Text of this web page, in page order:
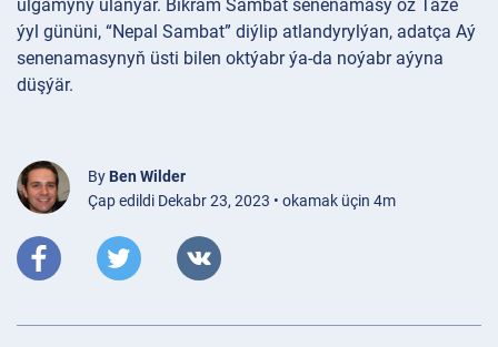
ulgamyny ulanýar. Bikram Sambat senenamasy öz Täze
ýyl gününi, “Nepal Sambat” diýlip atlandyrylýan, adatça Aý
senenamasynyň üsti bilen oktýabr ýa-da noýabr aýyna
düşýär.
By Ben Wilder
Çap edildi Dekabr 23, 2023 • okamak üçin 4m